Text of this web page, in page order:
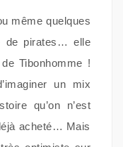
même quelques
de pirates… elle
de Tibonhomme !
un mix
qu’on n’est
acheté… Mais